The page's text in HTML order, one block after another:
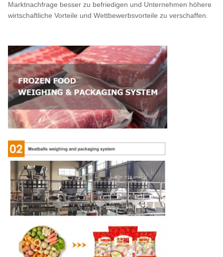
Marktnachfrage besser zu befriedigen und Unternehmen höhere
wirtschaftliche Vorteile und Wettbewerbsvorteile zu verschaffen.